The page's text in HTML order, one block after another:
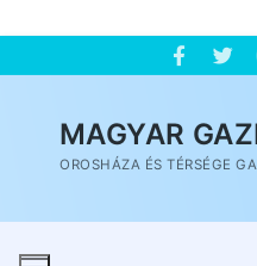
MAGYAR
OROSHÁZA ÉS TÉRSÉGE